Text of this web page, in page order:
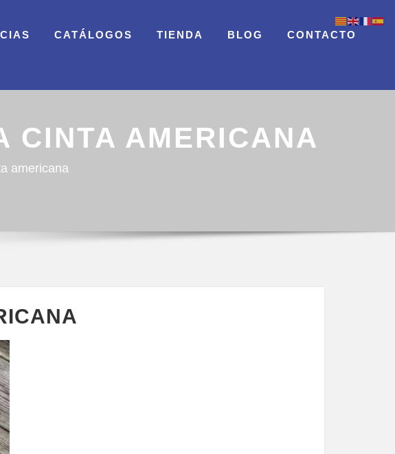
CATÁLOGOS TIENDA BLOG CONTACTO
CINTA AMERICANA
americana